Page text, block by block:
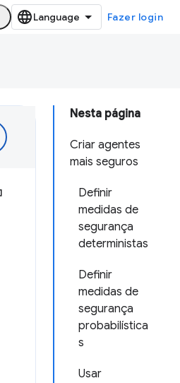
Fazer login
Nesta página
Criar agentes
mais seguros
Definir
medidas de
segurança
deterministas
Definir
medidas de
segurança
probabilística
s
Usar